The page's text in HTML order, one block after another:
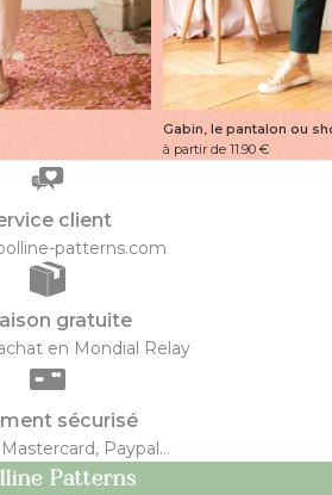
Gabin, le pantalon ou
à partir de 11.90 €
client
patterns.com
gratuite
en Mondial Relay
sécurisé
Paypal...
Patterns